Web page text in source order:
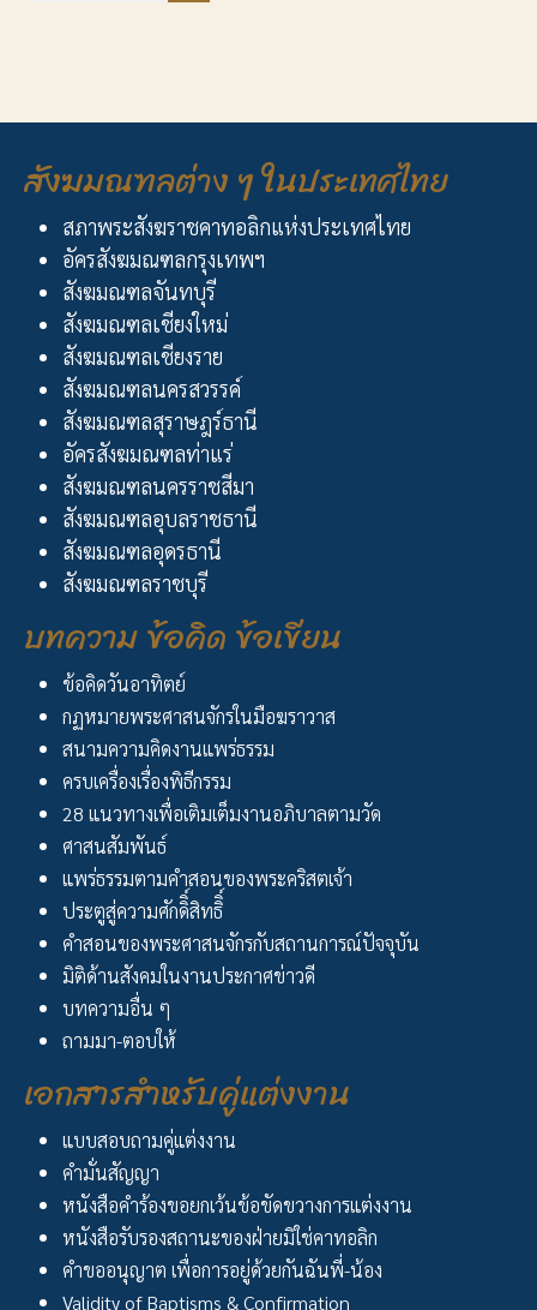
สังฆมณฑลต่าง ๆ ในประเทศไทย
สภาพระสังฆราชคาทอลิกแห่งประเทศไทย
อัครสังฆมณฑลกรุงเทพฯ
สังฆมณฑลจันทบุรี
สังฆมณฑลเชียงใหม่
สังฆมณฑลเชียงราย
สังฆมณฑลนครสวรรค์
สังฆมณฑลสุราษฎร์ธานี
อัครสังฆมณฑลท่าแร่
สังฆมณฑลนครราชสีมา
สังฆมณฑลอุบลราชธานี
สังฆมณฑลอุดรธานี
สังฆมณฑลราชบุรี
บทความ ข้อคิด ข้อเขียน
ข้อคิดวันอาทิตย์
กฏหมายพระศาสนจักรในมือฆราวาส
สนามความคิดงานแพร่ธรรม
ครบเครื่องเรื่องพิธีกรรม
28 แนวทางเพื่อเติมเต็มงานอภิบาลตามวัด
ศาสนสัมพันธ์
แพร่ธรรมตามคำสอนของพระคริสตเจ้า
ประตูสู่ความศักดิิ์สิทธิิ์
คำสอนของพระศาสนจักรกับสถานการณ์ปัจจุบัน
มิติด้านสังคมในงานประกาศข่าวดี
บทความอื่น ๆ
ถามมา-ตอบให้
เอกสารสำหรับคู่แต่งงาน
แบบสอบถามคู่แต่งงาน
คำมั่นสัญญา
หนังสือคำร้องขอยกเว้นข้อขัดขวางการแต่งงาน
หนังสือรับรองสถานะของฝ่ายมิใช่คาทอลิก
คำขออนุญาต เพื่อการอยู่ด้วยกันฉันพี่-น้อง
Validity of Baptisms & Confirmation